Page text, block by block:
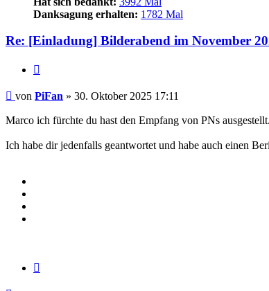
Danksagung erhalten: 1782 Mal
Re: [Einladung] Bilderabend im November
Beitrag
von PiFan » 30. Oktober 2025 17:11
Marco ich fürchte du hast den Empfang von PNs ausgestellt.
Ich habe dir jedenfalls geantwortet und habe auch einen